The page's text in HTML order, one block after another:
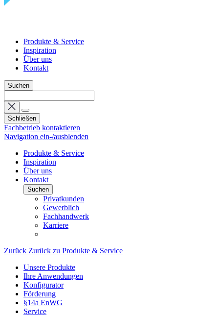
Produkte & Service
Inspiration
Über uns
Kontakt
Suchen
Schließen
Fachbetrieb kontaktieren
Navigation ein-/ausblenden
Produkte & Service
Inspiration
Über uns
Kontakt
Suchen
Privatkunden
Gewerblich
Fachhandwerk
Karriere
Zurück Zurück zu Produkte & Service
Unsere Produkte
Ihre Anwendungen
Konfigurator
Förderung
§14a EnWG
Service